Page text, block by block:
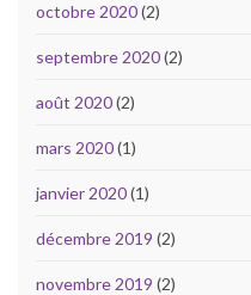
octobre 2020(2)
septembre 2020(2)
août 2020(2)
mars 2020(1)
janvier 2020(1)
décembre 2019 (2)
novembre 2019 (2)